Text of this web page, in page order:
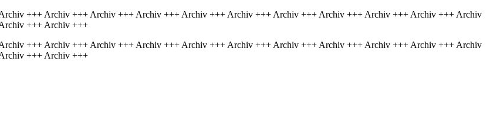
+++ Archiv +++ Archiv +++ Archiv +++ Archiv +++ Archiv +++ Archiv +++ Archiv +++ Archiv +++ Archiv +++ Archiv
+++ Archiv +++
+++ Archiv +++ Archiv +++ Archiv +++ Archiv +++ Archiv +++ Archiv +++ Archiv +++ Archiv +++ Archiv +++ Archiv
+++ Archiv +++